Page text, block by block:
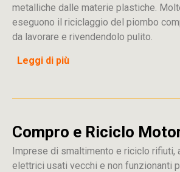
metalliche dalle materie plastiche.
eseguono il riciclaggio del piombo
da lavorare e rivendendolo pulito.
Leggi di più
Compro e Riciclo
Imprese di smaltimento e riciclo rifiuti,
elettrici usati vecchi e non funzionanti